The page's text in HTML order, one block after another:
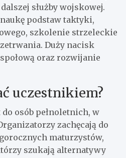
służby wojskowej.
podstaw taktyki,
szkolenie strzeleckie
Duży nacisk
oraz rozwijanie
uczestnikiem?
osób pełnoletnich, w
zachęcają do
maturzystów,
szukają alternatywy